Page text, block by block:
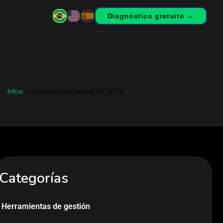
Diagnóstico gratuito →
Início » Arquivos para enero 29, 2024
Categorías
Herramientas de gestión